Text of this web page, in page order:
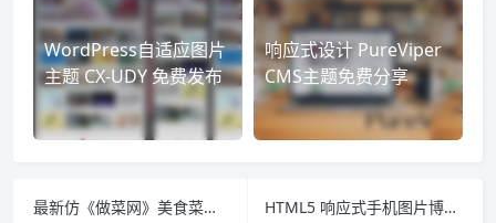
WordPress自适应图片
主题 CX-UDY 免费发布
响应式设计 PureViper
CMS主题免费分享
最新仿《做菜网》美食菜谱食谱网源码 附带采集规则92KaiFa 帝国CMS7.2模板完整源码
HTML5 响应式手机图片博客类型网站模板